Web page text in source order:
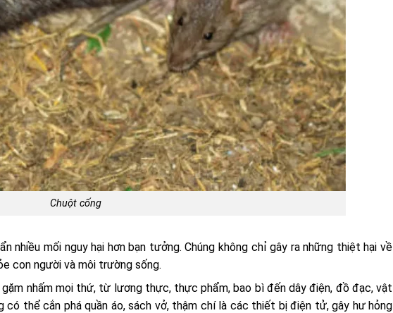
Chuột cống
nhiều mối nguy hại hơn bạn tưởng. Chúng không chỉ gây ra những thiệt hại về
con người và môi trường sống.
nhấm mọi thứ, từ lương thực, thực phẩm, bao bì đến dây điện, đồ đạc, vật
có thể cắn phá quần áo, sách vở, thậm chí là các thiết bị điện tử, gây hư hỏng